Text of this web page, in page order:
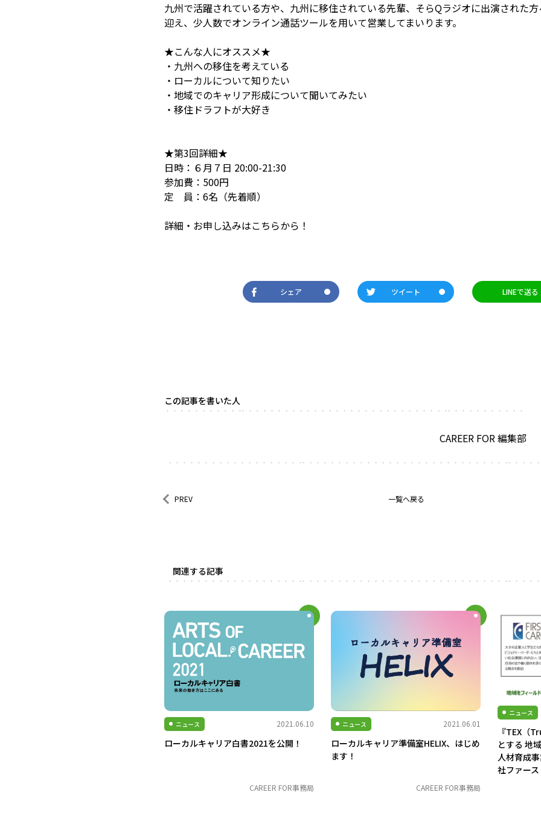
九州で活躍されている方や、九州に移住されている先輩、そらQラジオに出演された
迎え、少人数でオンライン通話ツールを用いて営業してまいります。
★こんな人にオススメ★
・九州への移住を考えている
・ローカルについて知りたい
・地域でのキャリア形成について聞いてみたい
・移住ドラフトが大好き
★第3回詳細★
日時：６月７日 20:00-21:30
参加費：500円
定 員：6名（先着順）
詳細・お申し込みはこちらから！
シェア ツイート LINEで送る
この記事を書いた人
CAREER FOR 編集部
PREV 一覧へ戻る
関連する記事
ニュース 2021.06.10
ローカルキャリア白書2021を公開！
CAREER FOR事務局
ニュース 2021.06.01
ローカルキャリア準備室HELIX、はじめ
ます！
CAREER FOR事務局
ニュース
『TEX（
とする 地
人材育成
社ファー